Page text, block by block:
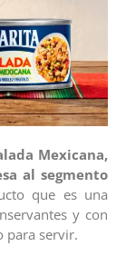
Mexicana,
al segmento
que es una
y con
para servir.